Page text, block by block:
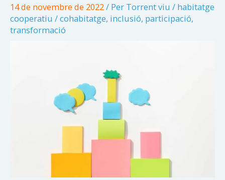
14 de novembre de 2022/ Per Torrent viu / habitatge
cooperatiu /cohabitatge, inclusió, participació,
transformació